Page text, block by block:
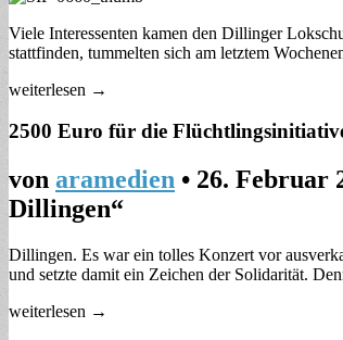
Viele Interessenten kamen den Dillinger
stattfinden, tummelten sich am letztem
weiterlesen →
2500 Euro für die
von aramedien • 26. Februar
Dillingen“
Dillingen. Es war ein tolles Konzert vor
und setzte damit ein Zeichen der Solidarität.
weiterlesen →